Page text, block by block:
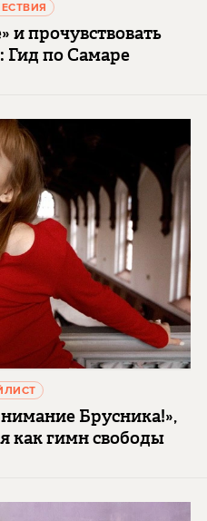
и прочувствовать
Гид по Самаре
Брусника!»,
как гимн свободы